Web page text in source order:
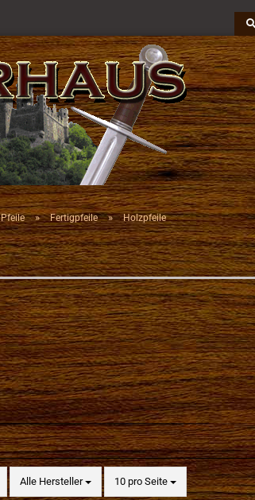
Pfeile » Fertigpfeile » Holzpfeile
Alle Hersteller 10 pro Seite
pro Seite